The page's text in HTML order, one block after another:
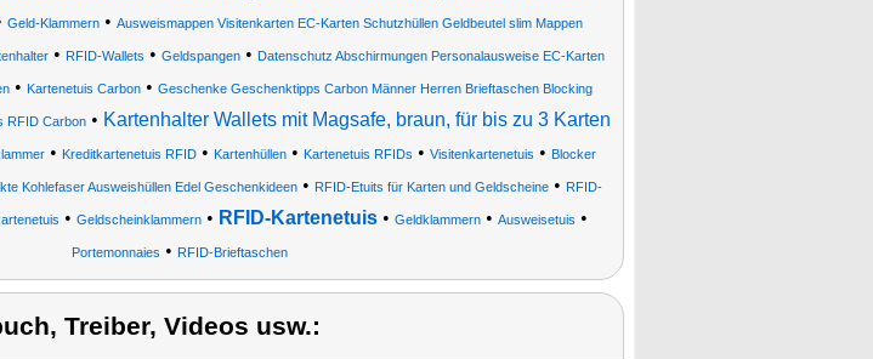
Geld-Klammern• Ausweismappen Visitenkarten EC-Karten Schutzhüllen Geldbeutel slim Mappen
• RFID-Wallets • Geldspangen• Datenschutz Abschirmungen Personalausweise EC-Karten
• Kartenetuis Carbon• Geschenke Geschenktipps Carbon Männer Herren Brieftaschen Blocking
RFID Carbon• Kartenhalter Wallets mit Magsafe, braun, für bis zu 3 Karten
• Kreditkartenetuis RFID • Kartenhüllen • Kartenetuis RFIDs • Visitenkartenetuis • Blocker
Kohlefaser Ausweishüllen Edel Geschenkideen• RFID-Etuits für Karten und Geldscheine• RFID-
• Geldscheinklammern• RFID-Kartenetuis• Geldklammern• Ausweisetuis •
Portemonnaies • RFID-Brieftaschen
Treiber, Videos usw.: